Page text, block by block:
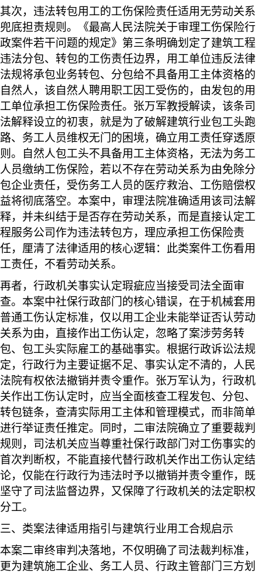
其次，违法转包用工的工伤保险责任适用无劳动关系
兜底担责规则。《最高人民法院关于审理工伤保险行
政案件若干问题的规定》第三条明确划定了建筑工程
违法分包、转包的工伤责任边界，用工单位违反法律
法规将承包业务转包、分包给不具备用工主体资格的
自然人，该自然人聘用职工因工受伤的，由发包的用
工单位承担工伤保险责任。张万军教授解读，该条司
法解释设立的初衷，就是为了破解建筑行业包工头跑
路、务工人员维权无门的困境，确立用工责任穿透原
则。自然人包工头不具备用工主体资格，无法为务工
人员缴纳工伤保险，若以不存在劳动关系为由免除分
包企业责任，受伤务工人员的医疗救治、工伤赔偿权
益将彻底落空。本案中，审理法院准确适用该司法解
释，并未纠结于是否存在劳动关系，而是直接认定工
程服务公司作为违法转包方，理应承担工伤保险责
任，厘清了法律适用的核心逻辑：此类案件工伤看用
工责任，不看劳动关系。
再者，行政机关事实认定瑕疵应当接受司法全面审
查。本案中社保行政部门的核心错误，在于机械套用
普通工伤认定标准，仅以用工企业未能举证否认劳动
关系为由，直接作出工伤认定，忽略了案涉劳务转
包、包工头实际雇工的基础事实。根据行政诉讼法规
定，行政行为主要证据不足、事实认定不清的，人民
法院有权依法撤销并责令重作。张万军认为，行政机
关作出工伤认定时，应当全面核查工程发包、分包、
转包链条，查清实际用工主体和管理模式，而非简单
进行举证责任推定。同时，二审法院确立了重要裁判
规则，司法机关应当尊重社保行政部门对工伤事实的
首次判断权，不能直接代替行政机关作出工伤认定结
论，仅能在行政行为违法时予以撤销并责令重作，既
坚守了司法监督边界，又保障了行政机关的法定职权
分工。
三、类案法律适用指引与建筑行业用工合规启示
本案二审终审判决落地，不仅明确了司法裁判标准，
更为建筑施工企业、务工人员、行政主管部门三方划